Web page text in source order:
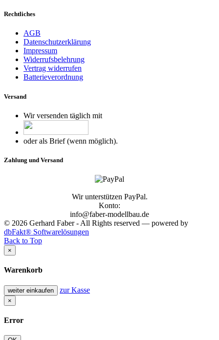
Rechtliches
AGB
Datenschutzerklärung
Impressum
Widerrufsbelehrung
Vertrag widerrufen
Batterieverordnung
Versand
Wir versenden täglich mit
oder als Brief (wenn möglich).
Zahlung und Versand
Wir unterstützen PayPal.
Konto:
info@faber-modellbau.de
© 2026 Gerhard Faber - All Rights reserved — powered by
dbFakt® Softwarelösungen
Back to Top
×
Warenkorb
weiter einkaufen zur Kasse
×
Error